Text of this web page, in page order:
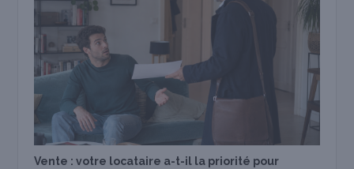
Vente : votre locataire a-t-il la priorité pour